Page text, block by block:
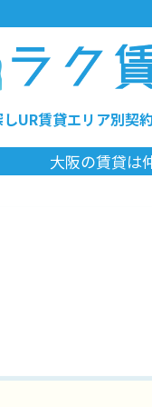
UR賃貸エリア別契
|